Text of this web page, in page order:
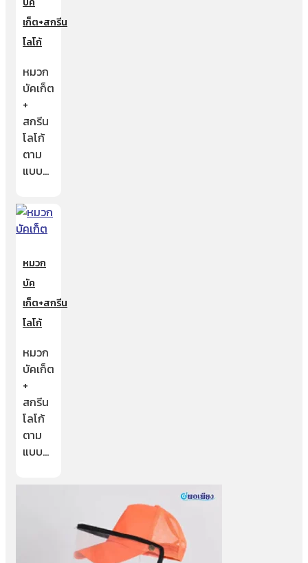
เก็ต+สกรีน
โลโก้
หมวก
บัคเก็ต
+
สกรีน
โลโก้
ตาม
แบบ…
หมวก
บัค
เก็ต+สกรีน
โลโก้
หมวก
บัคเก็ต
+
สกรีน
โลโก้
ตาม
แบบ…